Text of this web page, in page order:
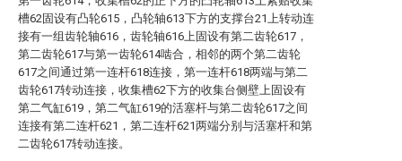
槽62固设有凸轮615，凸轮轴613下方的支撑台21上转动连
接有一组齿轮轴616，齿轮轴616上固设有第二齿轮617，
第二齿轮617与第一齿轮614啮合，相邻的两个第二齿轮
617之间通过第一连杆618连接，第一连杆618两端与第二
齿轮617转动连接，收集槽62下方的收集台侧壁上固设有
第二气缸619，第二气缸619的活塞杆与第二齿轮617之间
连接有第二连杆621，第二连杆621两端分别与活塞杆和第
二齿轮617转动连接。